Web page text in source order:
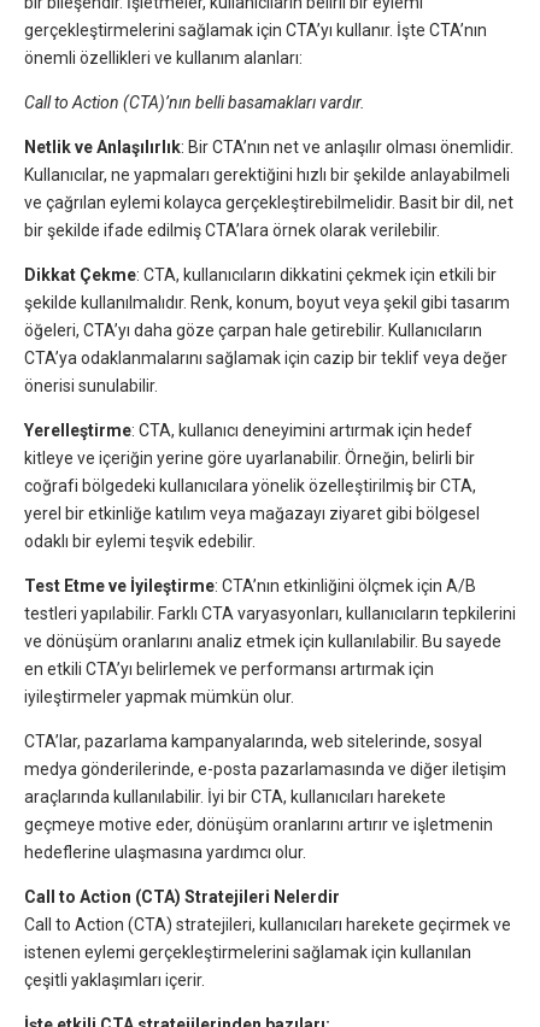
gerçekleştirmelerini sağlamak için CTA’yı kullanır. İşte CTA’nın
önemli özellikleri ve kullanım alanları:
Call to Action (CTA)’nın belli basamakları vardır.
Netlik ve Anlaşılırlık: Bir CTA’nın net ve anlaşılır olması önemlidir.
Kullanıcılar, ne yapmaları gerektiğini hızlı bir şekilde anlayabilmeli
ve çağrılan eylemi kolayca gerçekleştirebilmelidir. Basit bir dil, net
bir şekilde ifade edilmiş CTA’lara örnek olarak verilebilir.
Dikkat Çekme: CTA, kullanıcıların dikkatini çekmek için etkili bir
şekilde kullanılmalıdır. Renk, konum, boyut veya şekil gibi tasarım
öğeleri, CTA’yı daha göze çarpan hale getirebilir. Kullanıcıların
CTA’ya odaklanmalarını sağlamak için cazip bir teklif veya değer
önerisi sunulabilir.
Yerelleştirme: CTA, kullanıcı deneyimini artırmak için hedef
kitleye ve içeriğin yerine göre uyarlanabilir. Örneğin, belirli bir
coğrafi bölgedeki kullanıcılara yönelik özelleştirilmiş bir CTA,
yerel bir etkinliğe katılım veya mağazayı ziyaret gibi bölgesel
odaklı bir eylemi teşvik edebilir.
Test Etme ve İyileştirme: CTA’nın etkinliğini ölçmek için A/B
testleri yapılabilir. Farklı CTA varyasyonları, kullanıcıların tepkilerini
ve dönüşüm oranlarını analiz etmek için kullanılabilir. Bu sayede
en etkili CTA’yı belirlemek ve performansı artırmak için
iyileştirmeler yapmak mümkün olur.
CTA’lar, pazarlama kampanyalarında, web sitelerinde, sosyal
medya gönderilerinde, e-posta pazarlamasında ve diğer iletişim
araçlarında kullanılabilir. İyi bir CTA, kullanıcıları harekete
geçmeye motive eder, dönüşüm oranlarını artırır ve işletmenin
hedeflerine ulaşmasına yardımcı olur.
Call to Action (CTA) Stratejileri Nelerdir
Call to Action (CTA) stratejileri, kullanıcıları harekete geçirmek ve
istenen eylemi gerçekleştirmelerini sağlamak için kullanılan
çeşitli yaklaşımları içerir.